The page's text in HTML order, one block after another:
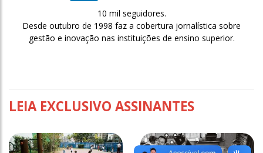
10 mil seguidores.
Desde outubro de 1998 faz a cobertura jornalística sobre
gestão e inovação nas instituições de ensino superior.
LEIA EXCLUSIVO ASSINANTES